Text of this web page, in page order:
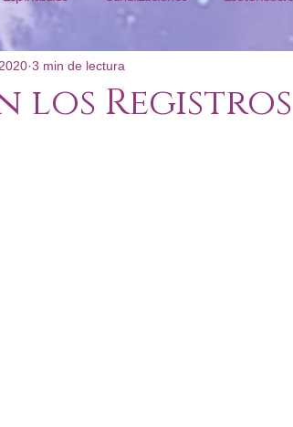
Poco Convencional
los
3 min de lectura